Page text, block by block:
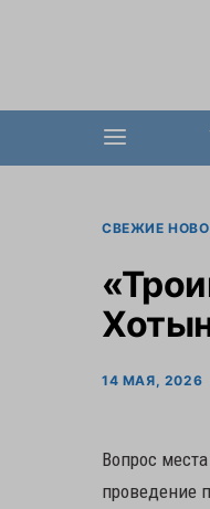
СВЕЖИЕ
14 МАЯ, 2026
Вопрос
проведение